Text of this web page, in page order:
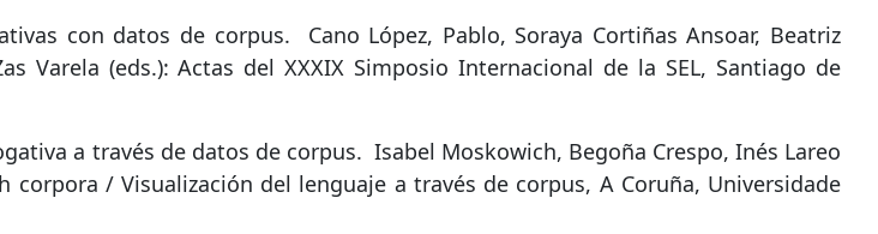
con datos de corpus. Cano López, Pablo, Soraya Cortiñas Ansoar, Beatriz
Varela (eds.): Actas del XXXIX Simposio Internacional de la SEL, Santiago de
a través de datos de corpus. Isabel Moskowich, Begoña Crespo, Inés Lareo
corpora / Visualización del lenguaje a través de corpus, A Coruña, Universidade